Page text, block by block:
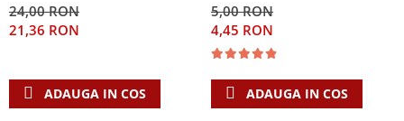
24,00 RON
21,36 RON
ADAUGA IN COS
5,00 RON
4,45 RON
ADAUGA IN COS